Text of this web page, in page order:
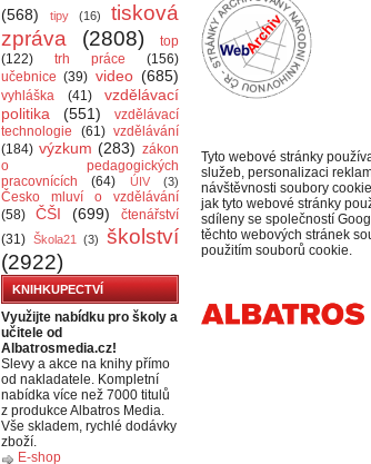
(568)
tipy (16)
tisková
zpráva
(2808)
top
(122)
trh práce
(156)
učebnice (39) video (685)
vyhláška (41)
vzdělávací
politika
(551)
vzdělávací
technologie
(61) vzdělávání
(184) výzkum (283) zákon
o pedagogických
pracovnících
(64) ÚIV (3)
Česko mluví o vzdělávání
(58)
ČŠI (699)
čtenářství
(31) Škola21 (3)
školství
(2922)
KNIHKUPECTVÍ
Využijte nabídku pro školy a
učitele od
Albatrosmedia.cz!
Slevy a akce na knihy přímo
od nakladatele. Kompletní
nabídka více než 7000 titulů
z produkce Albatros Media.
Vše skladem, rychlé dodávky
zboží.
E-shop
Tyto webové stránky
služeb, personalizaci
návštěvnosti soubory
jak tyto webové stránky
sdíleny se společností
těchto webových stránek
použitím souborů cookie.